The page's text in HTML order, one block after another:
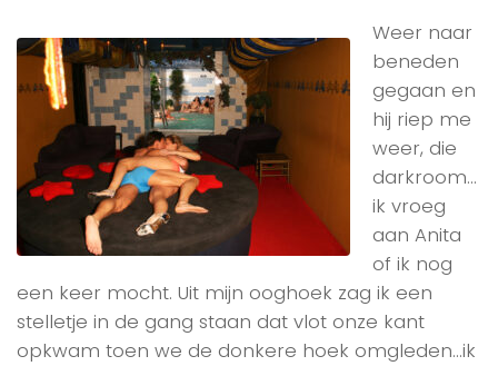
Weer naar
beneden
gegaan en
hij riep me
weer, die
darkroom…
ik vroeg
aan Anita
of ik nog
een keer mocht. Uit mijn ooghoek zag ik een
stelletje in de gang staan dat vlot onze kant
opkwam toen we de donkere hoek omgleden…ik